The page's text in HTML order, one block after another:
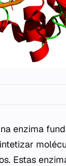
enzima
Estas